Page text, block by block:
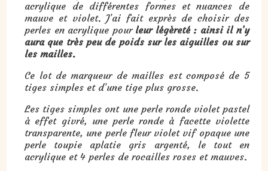
acrylique de différentes formes et nuances de
mauve et violet. J’ai fait exprès de choisir des
perles en acrylique pour leur légèreté : ainsi il n’y
aura que très peu de poids sur les aiguilles ou sur
les mailles.
Ce lot de marqueur de mailles est composé de 5
tiges simples et d’une tige plus grosse.
Les tiges simples ont une perle ronde violet pastel
à effet givré, une perle ronde à facette violette
transparente, une perle fleur violet vif opaque une
perle toupie aplatie gris argenté, le tout en
acrylique et 4 perles de rocailles roses et mauves.